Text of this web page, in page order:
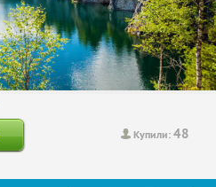
Купили:48